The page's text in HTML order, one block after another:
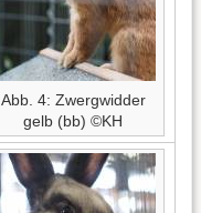
Abb. 4: Zwergwidder
gelb (bb) ©KH